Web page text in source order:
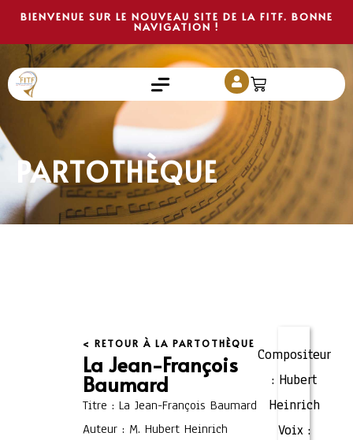
BIENVENUE SUR LE NOUVEAU SITE DE LA FITF. BONNE
NAVIGATION !
PARTOTHÈQUE
< RETOUR À LA PARTOTHÈQUE
La Jean-François
Baumard
Titre : La Jean-François Baumard
Auteur : M. Hubert Heinrich
Compositeur
: Hubert
Heinrich
Voix :